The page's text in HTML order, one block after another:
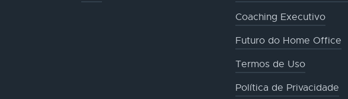
Coaching Executivo
Futuro do Home Office
Termos de Uso
Política de Privacidade